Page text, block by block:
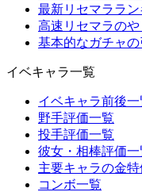
最新リセマララ
高速リセマラの
基本的なガチャ
イベキャラ一覧
イベキャラ前後一
野手評価一覧
投手評価一覧
彼女・相棒評価一
主要キャラの金
コンボ一覧